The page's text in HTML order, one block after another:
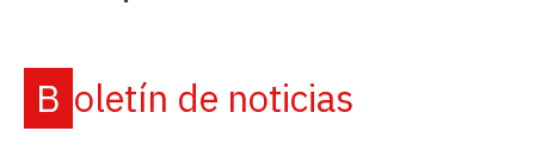
Boletín de noticias